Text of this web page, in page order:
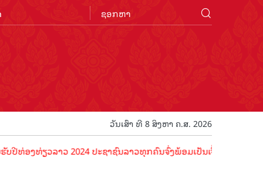
ວັນເສົາ ທີ 8 ສິງຫາ ຄ.ສ. 2026
ຽວລາວ 2024 ປະຊາຊົນລາວທຸກຄົນຈົ່ງພ້ອມເປັນເຈົ້າພາບທີ່ດີ ຕ້ອນຮັບ